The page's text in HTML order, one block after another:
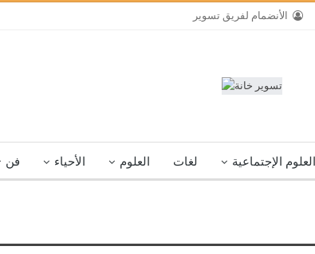
الأنضمام لفريق تسوير
العلوم الإجتماعية لغات العلوم الأحياء فن